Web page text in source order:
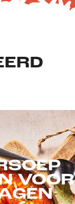
VOOR